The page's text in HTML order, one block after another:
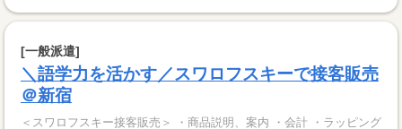
[一般派遣]
＼語学力を活かす／スワロフスキーで接客販売
＠新宿
＜スワロフスキー接客販売＞ ・商品説明、案内 ・会計 ・ラッピング